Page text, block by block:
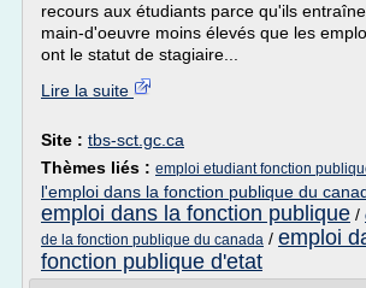
recours aux étudiants parce qu'ils
main-d'oeuvre moins élevés que les
ont le statut de stagiaire...
Lire la suite
Site : tbs-sct.gc.ca
Thèmes liés : emploi etudiant fonction
l'emploi dans la fonction publique du
emploi dans la fonction publique /
de la fonction publique du canada / emploi
fonction publique d'etat